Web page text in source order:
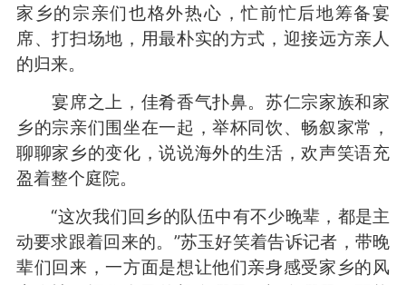
家乡的宗亲们也格外热心，忙前忙后地筹备宴
席、打扫场地，用最朴实的方式，迎接远方亲人
的归来。
宴席之上，佳肴香气扑鼻。苏仁宗家族和家
乡的宗亲们围坐在一起，举杯同饮、畅叙家常，
聊聊家乡的变化，说说海外的生活，欢声笑语充
盈着整个庭院。
“这次我们回乡的队伍中有不少晚辈，都是主
动要求跟着回来的。”苏玉好笑着告诉记者，带晚
辈们回来，一方面是想让他们亲身感受家乡的风